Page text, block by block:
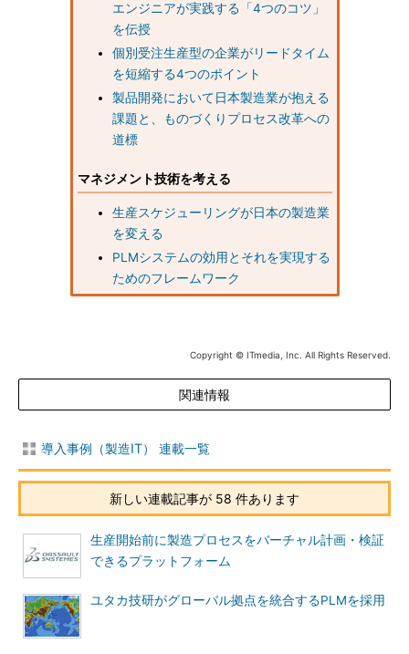
エンジニアが実践する「4つのコツ」
を伝授
個別受注生産型の企業がリードタイム
を短縮する4つのポイント
製品開発において日本製造業が抱える
課題と、ものづくりプロセス改革への
道標
マネジメント技術を考える
生産スケジューリングが日本の製造業
を変える
PLMシステムの効用とそれを実現する
ためのフレームワーク
Copyright © ITmedia, Inc. All Rights Reserved.
関連情報
導入事例（製造IT） 連載一覧
新しい連載記事が 58 件あります
生産開始前に製造プロセスをバーチャル計画・検証
できるプラットフォーム
ユタカ技研がグローバル拠点を統合するPLMを採用